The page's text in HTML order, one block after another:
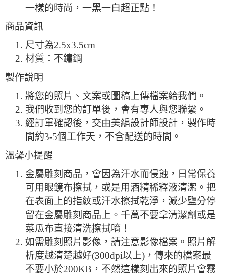
一樣的時尚，一黑一白超正點！
商品資訊
尺寸為2.5x3.5cm
材質：不鏽鋼
製作說明
將您的照片、文案或圖稿上傳檔案給我們。
我們收到您的訂單後，會有專人與您聯繫。
經訂單確認後，交由美編設計師設計，製作時
間約3-5個工作天，不含配送的時間。
溫馨小提醒
金屬雕刻商品，會因為汗水而侵蝕，日常保養
可用眼鏡布擦拭，或是用酒精稀釋液清潔。把
在表面上的指紋或汗水擦拭乾淨，減少鹽分停
留在金屬雕刻商品上。千萬不要拿清潔劑或是
菜瓜布直接清洗擦拭唷！
如需雕刻照片影像，請注意影像檔案。照片解
析度越清楚越好(300dpi以上)，傳來的檔案最
不要小於200KB，不然這樣刻出來的照片會霧